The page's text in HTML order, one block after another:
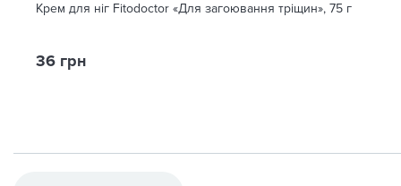
Крем для ніг Fitodoctor «Для загоювання тріщин», 75 г
36 грн